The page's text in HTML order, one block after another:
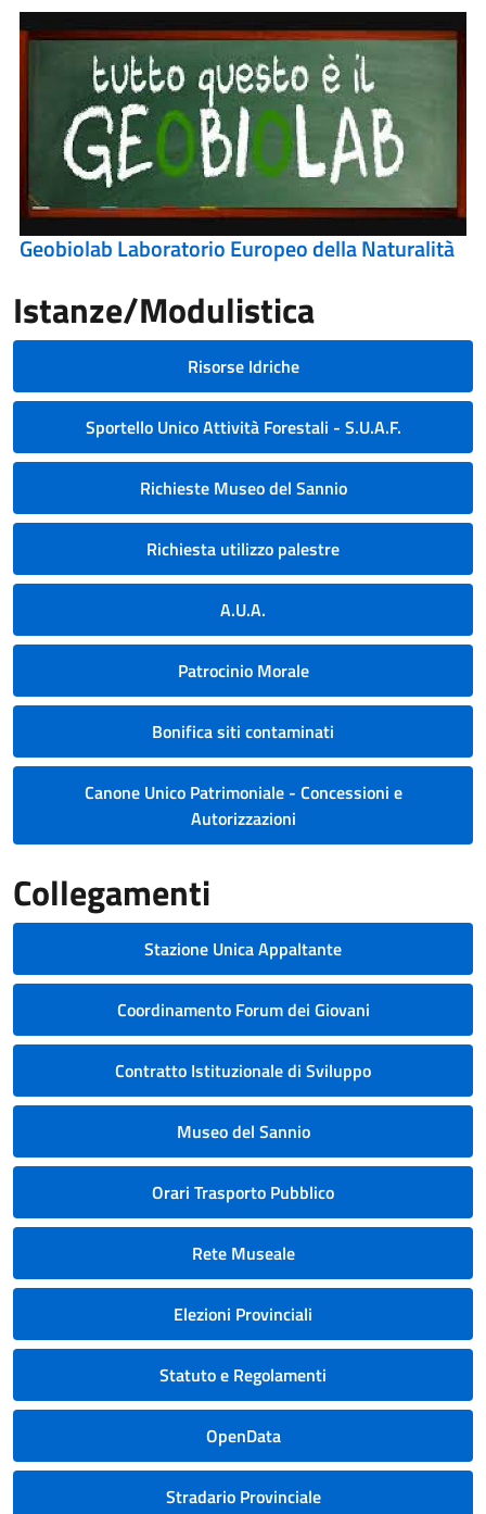
Geobiolab Laboratorio Europeo della Naturalità
Istanze/Modulistica
Risorse Idriche
Sportello Unico Attività Forestali - S.U.A.F.
Richieste Museo del Sannio
Richiesta utilizzo palestre
A.U.A.
Patrocinio Morale
Bonifica siti contaminati
Canone Unico Patrimoniale - Concessioni e
Autorizzazioni
Collegamenti
Stazione Unica Appaltante
Coordinamento Forum dei Giovani
Contratto Istituzionale di Sviluppo
Museo del Sannio
Orari Trasporto Pubblico
Rete Museale
Elezioni Provinciali
Statuto e Regolamenti
OpenData
Stradario Provinciale